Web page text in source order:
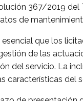
367/2019
de
que los
de las
del servicio. La
del